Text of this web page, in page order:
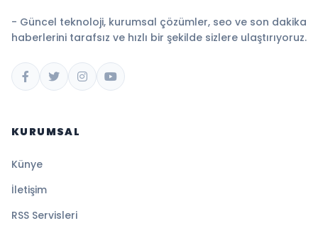
- Güncel teknoloji, kurumsal çözümler, seo ve son dakika
haberlerini tarafsız ve hızlı bir şekilde sizlere ulaştırıyoruz.
KURUMSAL
Künye
İletişim
RSS Servisleri